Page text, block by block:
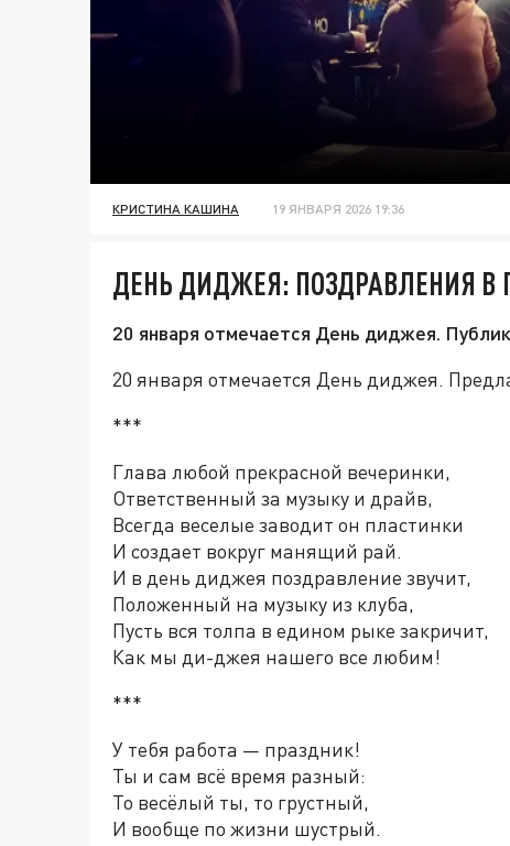
КРИСТИНА КАШИНА 19 ЯНВАРЯ 2026 19:36
ДЕНЬ ДИДЖЕЯ: ПОЗДРАВЛЕНИЯ В
20 января отмечается День диджея.
20 января отмечается День диджея.
***
Глава любой прекрасной вечеринки,
Ответственный за музыку и драйв,
Всегда веселые заводит он пластинки
И создает вокруг манящий рай.
И в день диджея поздравление звучит,
Положенный на музыку из клуба,
Пусть вся толпа в едином рыке закричит,
Как мы ди-джея нашего все любим!
***
У тебя работа — праздник!
Ты и сам всё время разный:
То весёлый ты, то грустный,
И вообще по жизни шустрый.